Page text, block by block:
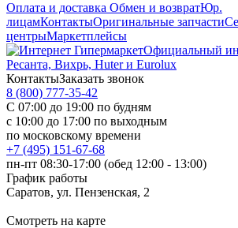
Оплата и доставка Обмен и возвратЮр.
лицамКонтактыОригинальные запчасти
центрыМаркетплейсы
Официальный
Ресанта, Вихрь, Huter и Eurolux
КонтактыЗаказать звонок
8 (800) 777-35-42
С 07:00 до 19:00 по будням
с 10:00 до 17:00 по выходным
по московскому времени
+7 (495) 151-67-68
пн-пт 08:30-17:00 (обед 12:00 - 13:00)
График работы
Саратов, ул. Пензенская, 2
Смотреть на карте